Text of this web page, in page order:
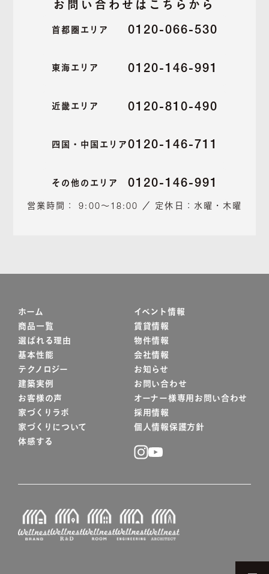
お問い合わせはこちらから
首都圏エリア 0120-066-530
東海エリア 0120-146-991
近畿エリア 0120-810-490
四国・中国エリア 0120-146-711
その他のエリア 0120-146-991
営業時間： 9:00～18:00 ／ 定休日：水曜・木曜
ホーム
商品一覧
選ばれる理由
基本性能
テクノロジー
建築実例
お客様の声
家づくりラボ
家づくりについて
体感する
イベント情報
賃貸情報
物件情報
会社情報
お知らせ
お問い合わせ
オーナー様専用お問い合わせ
採用情報
個人情報保護方針